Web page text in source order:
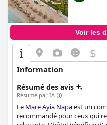
Voir les
$
Information
Résumé des avis
Résumé par IA
Le Mare Ayia Napaest un
recommandé pour ceux qui